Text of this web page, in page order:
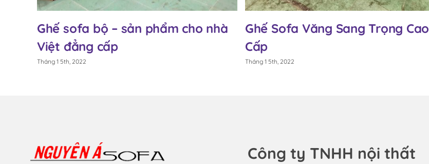
Ghế sofa bộ – sản phẩm cho nhà
Việt đẳng cấp
Tháng 1 5th, 2022
Ghế Sofa Văng Sang Trọng Cao
Cấp
Tháng 1 5th, 2022
Công ty TNHH nội thất